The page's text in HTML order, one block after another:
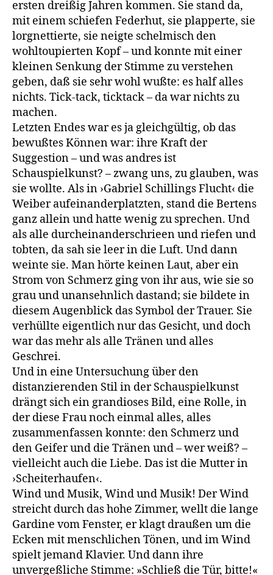
ersten dreißig Jahren kommen. Sie stand da,
mit einem schiefen Federhut, sie plapperte, sie
lorgnettierte, sie neigte schelmisch den
wohltoupierten Kopf – und konnte mit einer
kleinen Senkung der Stimme zu verstehen
geben, daß sie sehr wohl wußte: es half alles
nichts. Tick-tack, ticktack – da war nichts zu
machen.
Letzten Endes war es ja gleichgültig, ob das
bewußtes Können war: ihre Kraft der
Suggestion – und was andres ist
Schauspielkunst? – zwang uns, zu glauben, was
sie wollte. Als in ›Gabriel Schillings Flucht‹ die
Weiber aufeinanderplatzten, stand die Bertens
ganz allein und hatte wenig zu sprechen. Und
als alle durcheinanderschrieen und riefen und
tobten, da sah sie leer in die Luft. Und dann
weinte sie. Man hörte keinen Laut, aber ein
Strom von Schmerz ging von ihr aus, wie sie so
grau und unansehnlich dastand; sie bildete in
diesem Augenblick das Symbol der Trauer. Sie
verhüllte eigentlich nur das Gesicht, und doch
war das mehr als alle Tränen und alles
Geschrei.
Und in eine Untersuchung über den
distanzierenden Stil in der Schauspielkunst
drängt sich ein grandioses Bild, eine Rolle, in
der diese Frau noch einmal alles, alles
zusammenfassen konnte: den Schmerz und
den Geifer und die Tränen und – wer weiß? –
vielleicht auch die Liebe. Das ist die Mutter in
›Scheiterhaufen‹.
Wind und Musik, Wind und Musik! Der Wind
streicht durch das hohe Zimmer, wellt die lange
Gardine vom Fenster, er klagt draußen um die
Ecken mit menschlichen Tönen, und im Wind
spielt jemand Klavier. Und dann ihre
unvergeßliche Stimme: »Schließ die Tür, bitte!«